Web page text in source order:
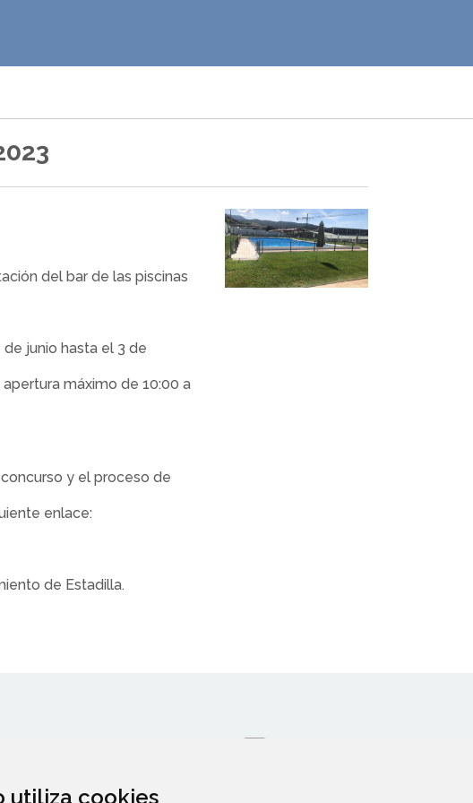
utiliza cookies
del bar de las piscinas
junio hasta el 3 de
máximo de 10:00 a
y el proceso de
enlace:
de Estadilla.